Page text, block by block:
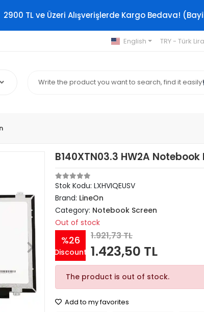
2900 TL ve Üzeri Alışverişlerde Kargo Bedava!
English TRY - Türk
B140XTN03.3 HW2A Notebook
Stok Kodu: LXHVIQEUSV
Brand: LineOn
Category: Notebook Screen
Out of stock
%26
Discount
1.921,73 TL
1.423,50 TL
The product is out of stock.
Add to my favorites